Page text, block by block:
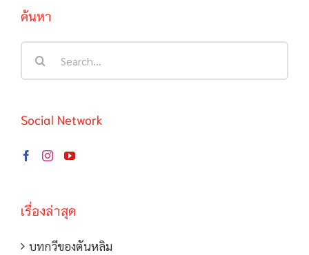
ค้นหา
Social Network
เรื่องล่าสุด
บทกวีของตันหลิม